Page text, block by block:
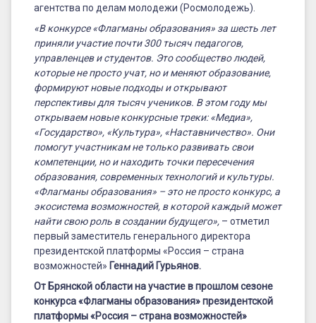
агентства по делам молодежи (Росмолодежь).
«В конкурсе «Флагманы образования» за шесть лет
приняли участие почти 300 тысяч педагогов,
управленцев и студентов. Это сообщество людей,
которые не просто учат, но и меняют образование,
формируют новые подходы и открывают
перспективы для тысяч учеников. В этом году мы
открываем новые конкурсные треки: «Медиа»,
«Государство», «Культура», «Наставничество». Они
помогут участникам не только развивать свои
компетенции, но и находить точки пересечения
образования, современных технологий и культуры.
«Флагманы образования» – это не просто конкурс, а
экосистема возможностей, в которой каждый может
найти свою роль в создании будущего», – отметил
первый заместитель генерального директора
президентской платформы «Россия – страна
возможностей» Геннадий Гурьянов.
От Брянской области на участие в прошлом сезоне
конкурса «Флагманы образования» президентской
платформы «Россия – страна возможностей»